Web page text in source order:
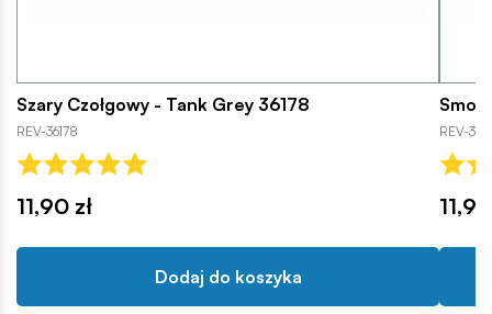
Szary Czołgowy - Tank Grey 36178
REV-36178
11,90 zł
Dodaj do koszyka
REV-